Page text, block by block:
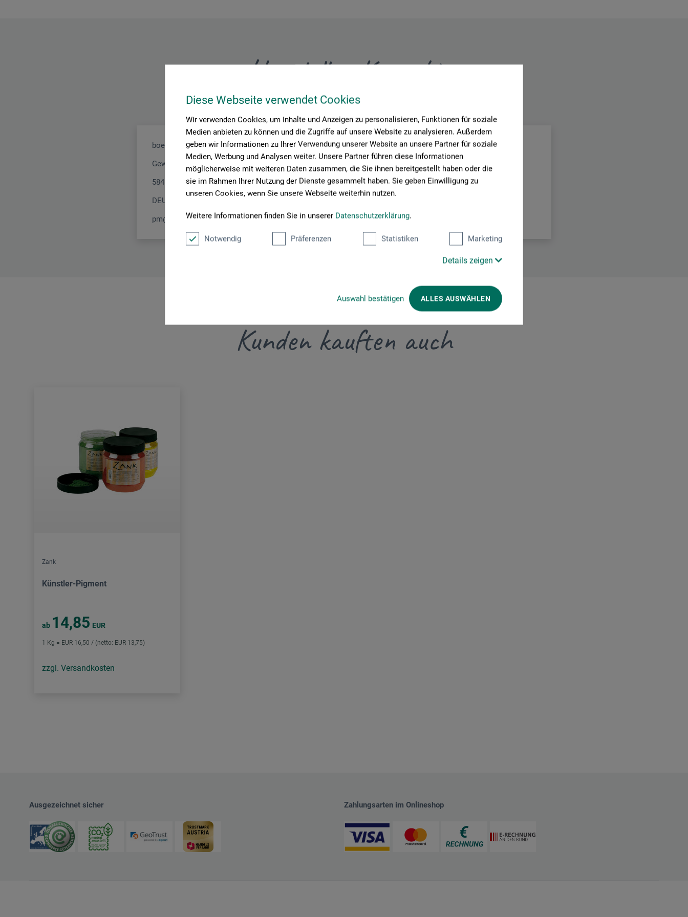
Diese Webseite verwendet Cookies
Wir verwenden Cookies, um Inhalte und Anzeigen zu personalisieren, Funktionen für soziale
Medien anbieten zu können und die Zugriffe auf unsere Website zu analysieren. Außerdem
geben wir Informationen zu Ihrer Verwendung unserer Website an unsere Partner für soziale
Medien, Werbung und Analysen weiter. Unsere Partner führen diese Informationen
möglicherweise mit weiteren Daten zusammen, die Sie ihnen bereitgestellt haben oder die
sie im Rahmen Ihrer Nutzung der Dienste gesammelt haben. Sie geben Einwilligung zu
unseren Cookies, wenn Sie unsere Webseite weiterhin nutzen.
Weitere Informationen finden Sie in unserer Datenschutzerklärung.
Notwendig Präferenzen Statistiken Marketing
Details zeigen
Auswahl bestätigen ALLES AUSWÄHLEN
Hersteller-Kontakt
boesner GmbH holding + innovations
Gewerkenstr. 2
58456 Witten
DEUTSCHLAND
pm@boesner.com
Kunden kauften auch
Zank
Künstler-Pigment
ab 14,85 EUR
1 Kg = EUR 16,50 / (netto: EUR 13,75)
zzgl. Versandkosten
Ausgezeichnet sicher Zahlungsarten im Onlineshop